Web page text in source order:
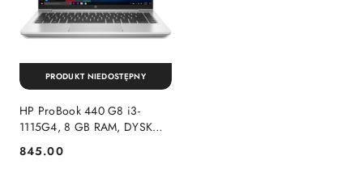
HP ProBook 440 G8 i3-
1115G4, 8 GB RAM, DYSK
WINDOWS 11 PRO
Cena:
845.00
PRODUKT NIEDOSTĘPNY